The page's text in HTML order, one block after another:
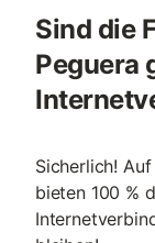
Sind die
Peguera
Sicherlich!
bieten 100 %